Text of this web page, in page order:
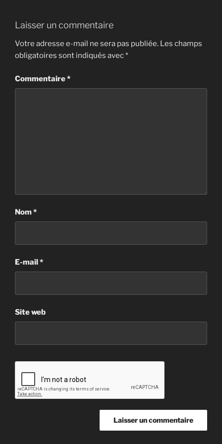
Laisser un commentaire
Votre adresse e-mail ne sera pas publiée. Les champs
obligatoires sont indiqués avec*
Commentaire*
Nom*
E-mail*
Site web